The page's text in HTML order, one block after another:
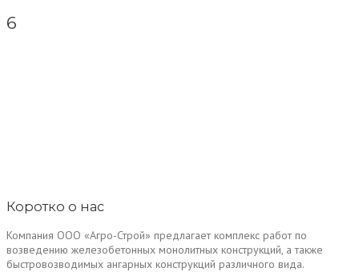
6
Коротко о нас
Компания ООО «Агро-Строй» предлагает комплекс работ по
возведению железобетонных монолитных конструкций, а также
быстровозводимых ангарных конструкций различного вида.